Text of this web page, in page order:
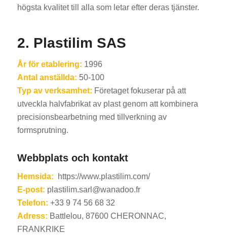
högsta kvalitet till alla som letar efter deras tjänster.
2. Plastilim SAS
År för etablering: 1996
Antal anställda: 50-100
Typ av verksamhet: Företaget fokuserar på att
utveckla halvfabrikat av plast genom att kombinera
precisionsbearbetning med tillverkning av
formsprutning.
Webbplats och kontakt
Hemsida:
https://www.plastilim.com/
E-post: plastilim.sarl@wanadoo.fr
Telefon: +33 9 74 56 68 32
Adress: Battlelou, 87600 CHERONNAC,
FRANKRIKE